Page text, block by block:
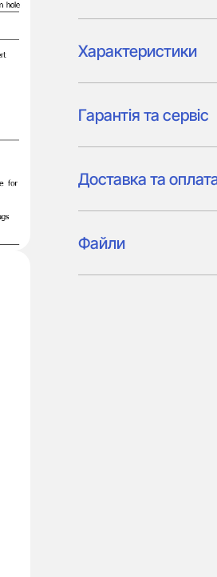
Характеристики
Гарантія та сервіс
Доставка та
Файли